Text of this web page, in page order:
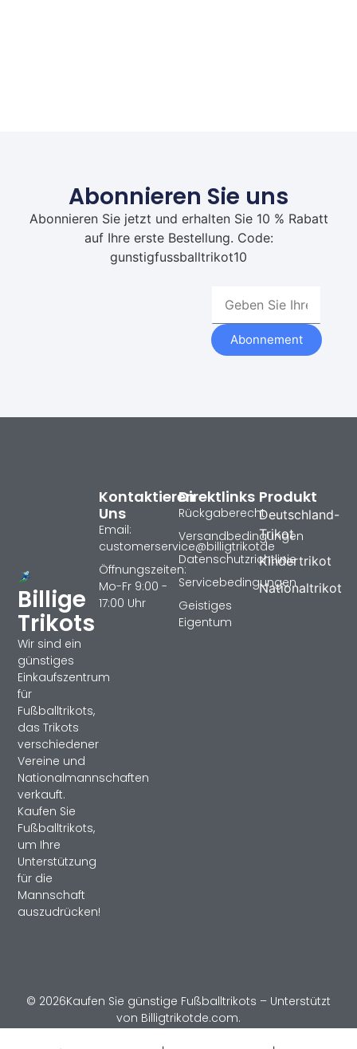
Abonnieren Sie uns
Abonnieren Sie jetzt und erhalten Sie 10 % Rabatt
auf Ihre erste Bestellung. Code:
gunstigfussballtrikot10
Abonnement
Billige
Trikots
Wir sind ein
günstiges
Einkaufszentrum
für
Fußballtrikots,
das Trikots
verschiedener
Vereine und
Nationalmannschaften
verkauft.
Kaufen Sie
Fußballtrikots,
um Ihre
Unterstützung
für die
Mannschaft
auszudrücken!
Produkt
Deutschland-
Trikot
Kindertrikot
Nationaltrikot
Direktlinks
Rückgaberecht
Versandbedingungen
Datenschutzrichtlinie
Servicebedingungen
Geistiges
Eigentum
Kontaktieren
Uns
Email:
customerservice@billigtrikotde
Öffnungszeiten:
Mo-Fr 9:00 -
17:00 Uhr
© 2026Kaufen Sie günstige Fußballtrikots – Unterstützt
von Billigtrikotde.com.